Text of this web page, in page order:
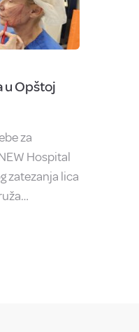
u Opštoj
za
Hospital
zatezanja lica